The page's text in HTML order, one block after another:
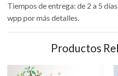
Tiempos de entrega: de 2 a 5
wpp por más detalles.
Productos